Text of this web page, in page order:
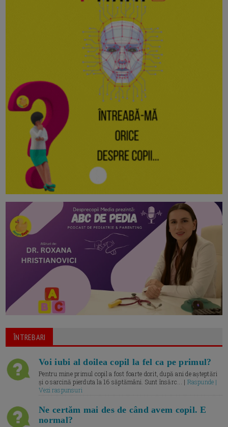
ÎNTREBARI
Voi iubi al doilea copil la fel ca pe primul?
Pentru mine primul copil a fost foarte dorit, după ani de așteptări
și o sarcină pierduta la 16 săptămâni. Sunt însărc... | Raspunde |
Vezi raspunsuri
Ne certăm mai des de când avem copil. E
normal?